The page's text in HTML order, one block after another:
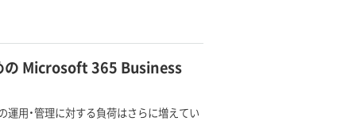
の Microsoft 365 Business
運用・管理に対する負荷はさらに増えてい